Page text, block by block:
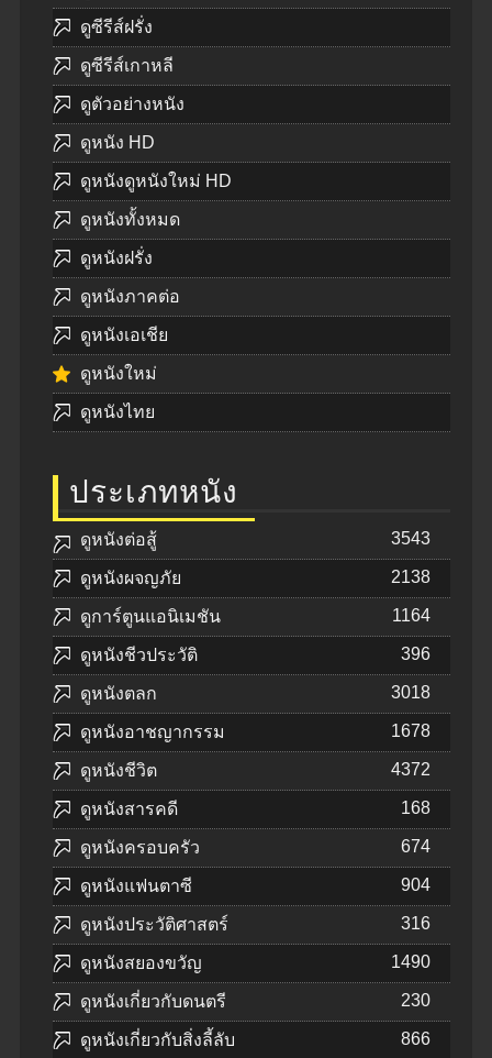
ดูซีรีส์ฝรั่ง
ดูซีรีส์เกาหลี
ดูตัวอย่างหนัง
ดูหนัง HD
ดูหนังดูหนังใหม่ HD
ดูหนังทั้งหมด
ดูหนังฝรั่ง
ดูหนังภาคต่อ
ดูหนังเอเชีย
ดูหนังใหม่
ดูหนังไทย
ประเภทหนัง
ดูหนังต่อสู้ 3543
ดูหนังผจญภัย 2138
ดูการ์ตูนแอนิเมชัน 1164
ดูหนังชีวประวัติ 396
ดูหนังตลก 3018
ดูหนังอาชญากรรม 1678
ดูหนังชีวิต 4372
ดูหนังสารคดี 168
ดูหนังครอบครัว 674
ดูหนังแฟนตาซี 904
ดูหนังประวัติศาสตร์ 316
ดูหนังสยองขวัญ 1490
ดูหนังเกี่ยวกับดนตรี 230
ดูหนังเกี่ยวกับสิ่งลี้ลับ 866